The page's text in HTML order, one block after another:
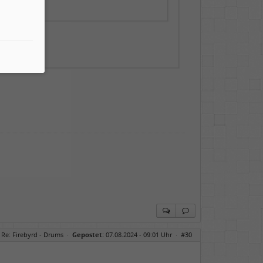
Re: Firebyrd - Drums · Gepostet: 07.08.2024 - 09:01 Uhr · #30